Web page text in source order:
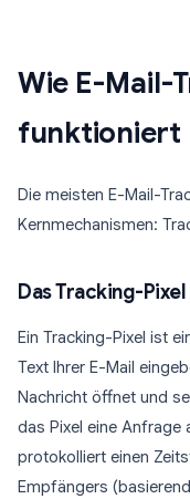
Wie E-Mail-
funktioniert
Die meisten E-Mail-
Kernmechanismen:
Das Tracking-Pixel
Ein Tracking-Pixel ist
Text Ihrer E-Mail
Nachricht öffnet und
das Pixel eine Anfrage
protokolliert einen
Empfängers